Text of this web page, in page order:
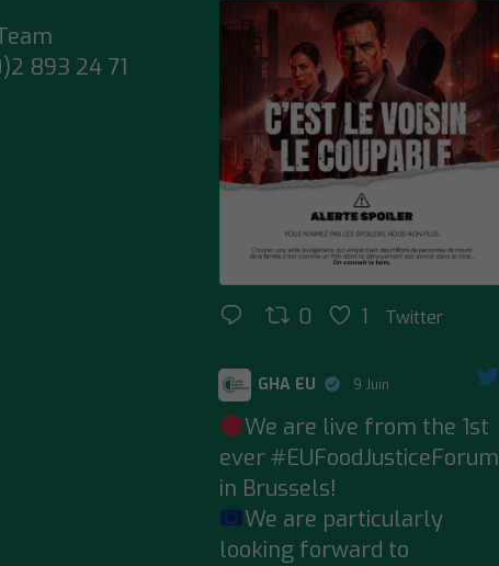
893 24 71
0 1 Twitter
;
GHA EU 9 Juin
We are live from the 1st
ever#EUFoodJusticeForum
in Brussels!
We are particularly
looking forward to